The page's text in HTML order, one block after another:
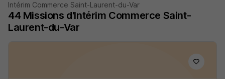
Intérim Commerce Saint-Laurent-du-Var
44 Missions d'Intérim Commerce Saint-
Laurent-du-Var